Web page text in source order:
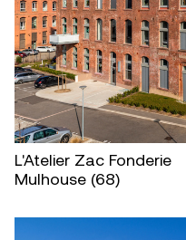
L'Atelier Zac Fonderie
Mulhouse (68)